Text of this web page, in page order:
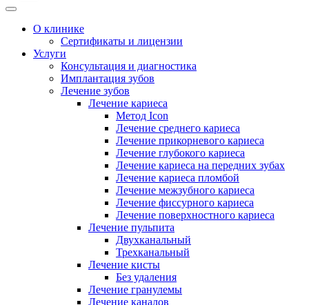
О клинике
Сертификаты и лицензии
Услуги
Консультация и диагностика
Имплантация зубов
Лечение зубов
Лечение кариеса
Метод Icon
Лечение среднего кариеса
Лечение прикорневого кариеса
Лечение глубокого кариеса
Лечение кариеса на передних зубах
Лечение кариеса пломбой
Лечение межзубного кариеса
Лечение фиссурного кариеса
Лечение поверхностного кариеса
Лечение пульпита
Двухканальный
Трехканальный
Лечение кисты
Без удаления
Лечение гранулемы
Лечение каналов